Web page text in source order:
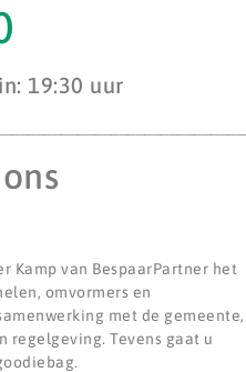
19:30 uur
Kamp van BespaarPartner het
omvormers en
met de gemeente,
regelgeving. Tevens gaat u